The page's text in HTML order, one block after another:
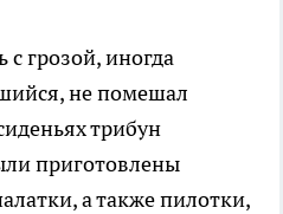
грозой, иногда
не помешал
трибун
приготовлены
а также пилотки,